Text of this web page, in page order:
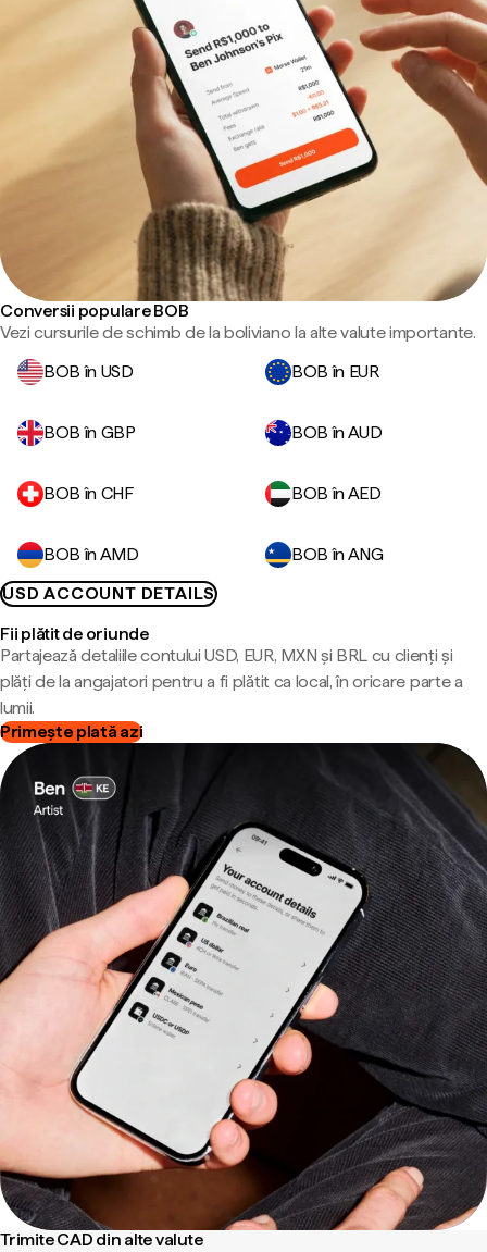
Conversii populare BOB
Vezi cursurile de schimb de la boliviano la alte valute importante.
BOB în USD
BOB în EUR
BOB în GBP BOB în AUD
BOB în CHF BOB în AED
BOB în AMD
BOB în ANG
USD ACCOUNT DETAILS
Fii plătit de oriunde
Partajează detaliile contului USD, EUR, MXN și BRL cu clienți și
plăți de la angajatori pentru a fi plătit ca local, în oricare parte a
lumii.
Primește plată azi
Trimite CAD din alte valute